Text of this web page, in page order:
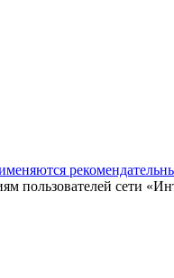
пользователей сети